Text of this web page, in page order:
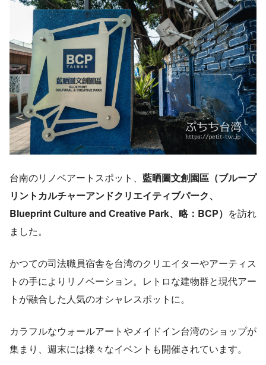
台南のリノベアートスポット、 藍晒圖文創園區（ブループ
リントカルチャーアンドクリエイティブパーク、
Blueprint Culture and Creative Park、略：BCP） を訪れ
ました。
かつての司法職員宿舎を台湾のクリエイターやアーティス
トの手によりリノベーション。レトロな建物群と現代アー
トが融合した人気のオシャレスポットに。
カラフルなウォールアートやメイドイン台湾のショップが
集まり、週末には様々なイベントも開催されています。